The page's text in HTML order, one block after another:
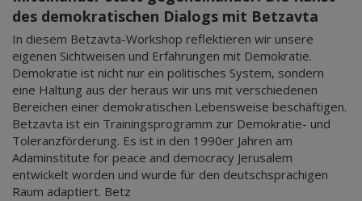
des demokratischen Dialogs mit Betzavta
In diesem Betzavta-Workshop reflektieren wir unsere
eigenen Sichtweisen und Erfahrungen mit Demokratie.
Demokratie ist nicht nur ein politisches System, sondern
eine Haltung aus der heraus wir uns mit verschiedenen
Bereichen einer demokratischen Lebensweise beschäftigen.
Betzavta ist ein Trainingsprogramm zur Demokratie- und
Toleranzförderung. Es ist in den 1990er Jahren am
Adaminstitute for peace and democracy Jerusalem
entwickelt worden und wurde für den deutschsprachigen
Raum adaptiert. Betz